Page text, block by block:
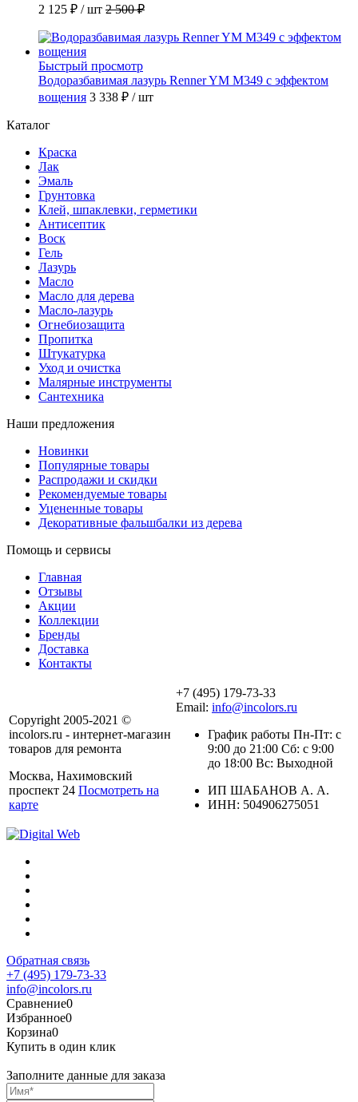
2 125 ₽ / шт 2 500 ₽
Быстрый просмотр
Водоразбавимая лазурь Renner YM M349 с эффектом
вощения 3 338 ₽ / шт
Каталог
Краска
Лак
Эмаль
Грунтовка
Клей, шпаклевки, герметики
Антисептик
Воск
Гель
Лазурь
Масло
Масло для дерева
Масло-лазурь
Огнебиозащита
Пропитка
Штукатурка
Уход и очистка
Малярные инструменты
Сантехника
Наши предложения
Новинки
Популярные товары
Распродажи и скидки
Рекомендуемые товары
Уцененные товары
Декоративные фальшбалки из дерева
Помощь и сервисы
Главная
Отзывы
Акции
Коллекции
Бренды
Доставка
Контакты
Copyright 2005-2021 ©
incolors.ru - интернет-магазин
товаров для ремонта
Москва, Нахимовский
проспект 24 Посмотреть на
карте
+7 (495) 179-73-33
Email: info@incolors.ru
График работы Пн-Пт: с
9:00 до 21:00 Сб: с 9:00
до 18:00 Вс: Выходной
ИП ШАБАНОВ А. А.
ИНН: 504906275051
Обратная связь
+7 (495) 179-73-33
info@incolors.ru
Сравнение0
Избранное0
Корзина0
Купить в один клик
Заполните данные для заказа